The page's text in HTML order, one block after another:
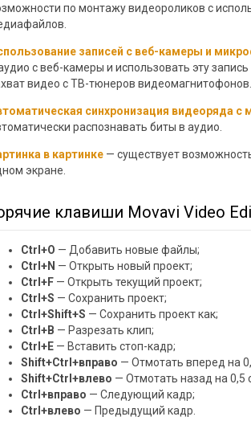
по монтажу видеороликов с
записей с веб-камеры и
с веб-камеры и использовать эту
видео с ТВ-тюнеров видеомагнитофонов.
синхронизация видеоряда
распознавать биты в аудио.
в картинке — существует
экране.
клавиши Movavi Video
Ctrl+O — Добавить новые файлы;
Ctrl+N — Открыть новый проект;
Ctrl+F — Открыть текущий проект;
Ctrl+S — Сохранить проект;
Ctrl+Shift+S — Сохранить проект как;
Ctrl+B — Разрезать клип;
Ctrl+E — Вставить стоп-кадр;
Shift+Ctrl+вправо — Отмотать вперед на
Shift+Ctrl+влево — Отмотать назад на 0,5
Ctrl+вправо — Следующий кадр;
Ctrl+влево — Предыдущий кадр.